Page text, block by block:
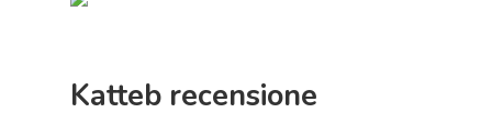
Katteb recensione